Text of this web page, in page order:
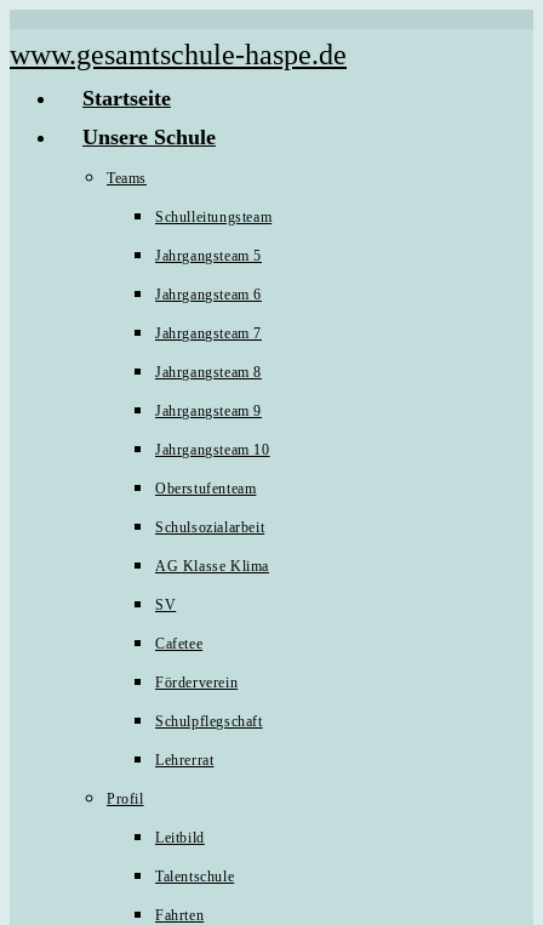
Inhalt
springen
www.gesamtschule-haspe.de
Startseite
Unsere Schule
Teams
Schulleitungsteam
Jahrgangsteam 5
Jahrgangsteam 6
Jahrgangsteam 7
Jahrgangsteam 8
Jahrgangsteam 9
Jahrgangsteam 10
Oberstufenteam
Schulsozialarbeit
AG Klasse Klima
SV
Cafetee
Förderverein
Schulpflegschaft
Lehrerrat
Profil
Leitbild
Talentschule
Fahrten